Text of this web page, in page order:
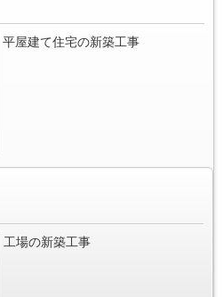
平屋建て住宅の新築工事
工場の新築工事